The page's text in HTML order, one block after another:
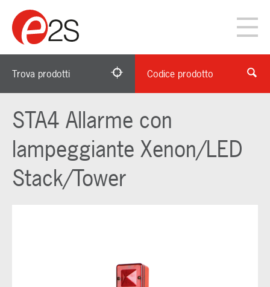
Trova prodotti Codice prodotto
STA4 Allarme con
lampeggiante Xenon/LED
Stack/Tower